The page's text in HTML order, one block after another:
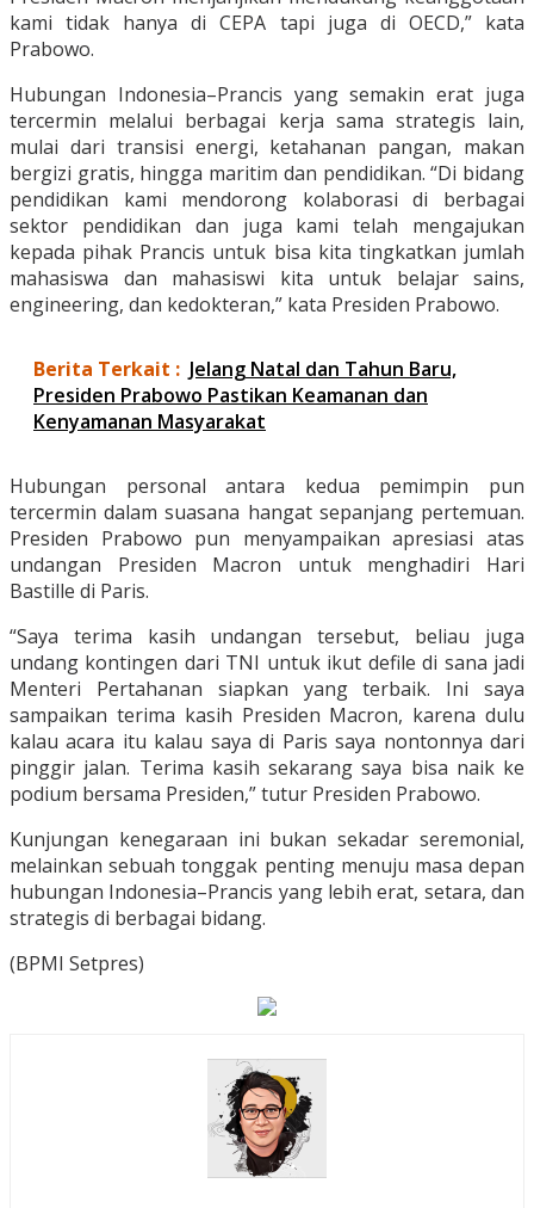
kami tidak hanya di CEPA tapi juga di OECD,” kata
Prabowo.
Hubungan Indonesia–Prancis yang semakin erat juga
tercermin melalui berbagai kerja sama strategis lain,
mulai dari transisi energi, ketahanan pangan, makan
bergizi gratis, hingga maritim dan pendidikan. “Di bidang
pendidikan kami mendorong kolaborasi di berbagai
sektor pendidikan dan juga kami telah mengajukan
kepada pihak Prancis untuk bisa kita tingkatkan jumlah
mahasiswa dan mahasiswi kita untuk belajar sains,
engineering, dan kedokteran,” kata Presiden Prabowo.
Berita Terkait : Jelang Natal dan Tahun Baru,
Presiden Prabowo Pastikan Keamanan dan
Kenyamanan Masyarakat
Hubungan personal antara kedua pemimpin pun
tercermin dalam suasana hangat sepanjang pertemuan.
Presiden Prabowo pun menyampaikan apresiasi atas
undangan Presiden Macron untuk menghadiri Hari
Bastille di Paris.
“Saya terima kasih undangan tersebut, beliau juga
undang kontingen dari TNI untuk ikut defile di sana jadi
Menteri Pertahanan siapkan yang terbaik. Ini saya
sampaikan terima kasih Presiden Macron, karena dulu
kalau acara itu kalau saya di Paris saya nontonnya dari
pinggir jalan. Terima kasih sekarang saya bisa naik ke
podium bersama Presiden,” tutur Presiden Prabowo.
Kunjungan kenegaraan ini bukan sekadar seremonial,
melainkan sebuah tonggak penting menuju masa depan
hubungan Indonesia–Prancis yang lebih erat, setara, dan
strategis di berbagai bidang.
(BPMI Setpres)